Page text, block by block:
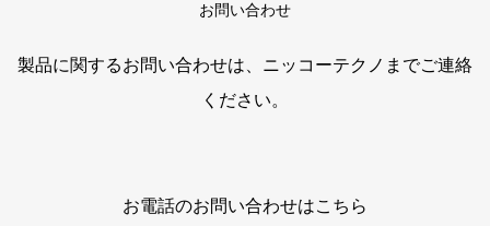
お問い合わせ
製品に関するお問い合わせは、ニッコーテクノまでご連絡
ください。
お電話のお問い合わせはこちら